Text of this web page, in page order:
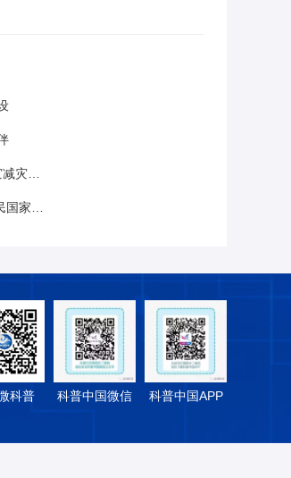
园活动
传活动
科普 科普中国微信 科普中国APP